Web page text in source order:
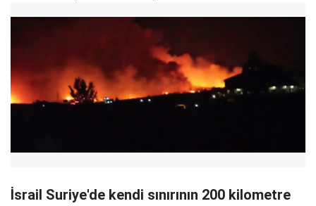
İsrail Suriye'de kendi sınırının 200 kilometre